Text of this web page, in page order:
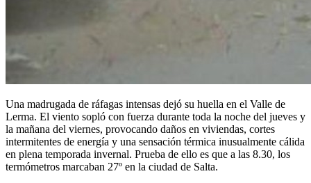
Una madrugada de ráfagas intensas dejó su huella en el Valle de
Lerma. El viento sopló con fuerza durante toda la noche del jueves y
la mañana del viernes, provocando daños en viviendas, cortes
intermitentes de energía y una sensación térmica inusualmente cálida
en plena temporada invernal. Prueba de ello es que a las 8.30, los
termómetros marcaban 27º en la ciudad de Salta.